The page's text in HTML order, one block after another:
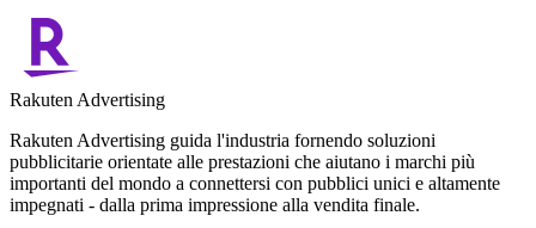
Rakuten Advertising
Rakuten Advertising guida l'industria fornendo soluzioni
pubblicitarie orientate alle prestazioni che aiutano i marchi più
importanti del mondo a connettersi con pubblici unici e altamente
impegnati - dalla prima impressione alla vendita finale.